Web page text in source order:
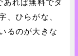
あれば無料でダ
、ひらがな、
るのが大きな